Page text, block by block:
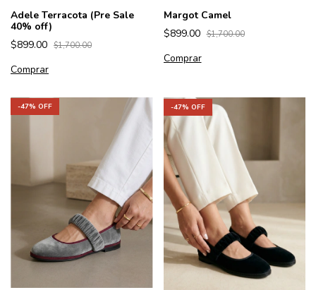
Adele Terracota (Pre Sale
40% off)
$899.00 $1,700.00
Comprar
Margot Camel
$899.00 $1,700.00
Comprar
-47% OFF -47% OFF